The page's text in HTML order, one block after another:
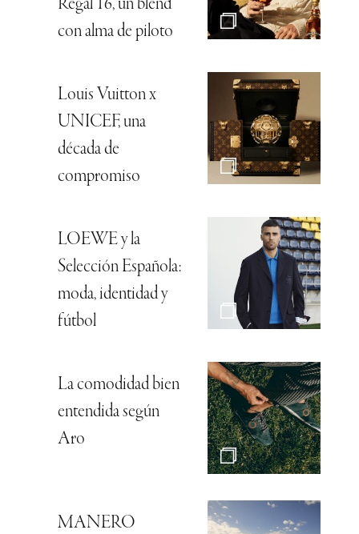
Regal 16, un blend
con alma de piloto
Louis Vuitton x
UNICEF, una
década de
compromiso
LOEWE y la
Selección Española:
moda, identidad y
fútbol
La comodidad bien
entendida según
Aro
MANERO